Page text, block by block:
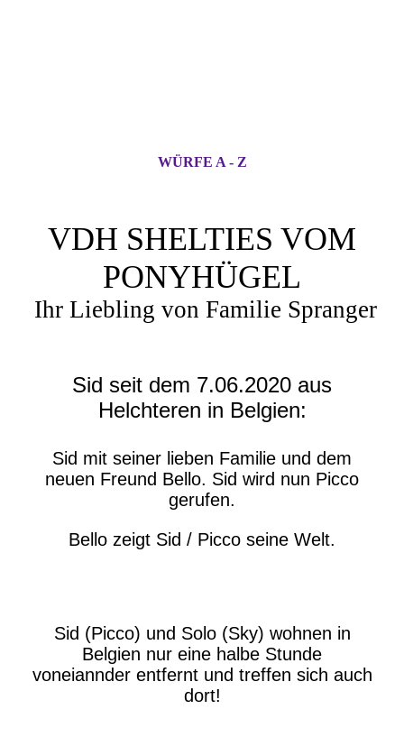
WÜRFE A - Z
VDH SHELTIES VOM
PONYHÜGEL
Ihr Liebling von Familie Spranger
Sid seit dem 7.06.2020 aus
Helchteren in Belgien:
Sid mit seiner lieben Familie und dem
neuen Freund Bello. Sid wird nun Picco
gerufen.
Bello zeigt Sid / Picco seine Welt.
Sid (Picco) und Solo (Sky) wohnen in
Belgien nur eine halbe Stunde
voneiannder entfernt und treffen sich auch
dort!